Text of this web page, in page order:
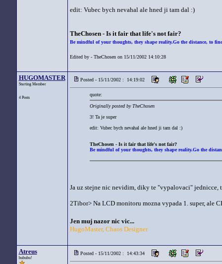
edit: Vubec bych nevahal ale hned ji tam dal :)
TheChosen - Is it fair that life's not fair?
Be mindful of your thoughts, they shape reality.Go the distance, to
Edited by - TheChosen on 15/11/2002 14:10:28
HUGOMASTER
Starting Member
4 Posts
Posted - 15/11/2002 : 14:19:02
quote:
Originally posted by TheChosen
3! Ta je super
edit: Vubec bych nevahal ale hned ji tam dal :)
TheChosen - Is it fair that life's not fair?
Be mindful of your thoughts, they shape reality.Go the
Ja uz stejne nic nevidim, diky te "vypalovaci" jednicce,
2Tibor> Na LCD monitoru mozna vypada 1. super, ale
Jen muj nazor nic vic...
HugoMaster, Chaos Designer
Atreus
bububu!
Posted - 15/11/2002 : 14:43:34